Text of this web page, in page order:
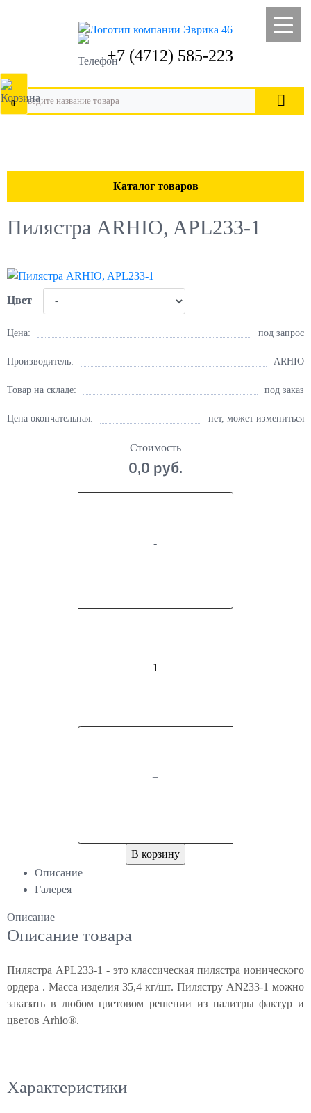
+7 (4712) 585-223
0
Каталог товаров
Пилястра ARHIO, APL233-1
Цвет
Цена: под запрос
Производитель: ARHIO
Товар на складе: под заказ
Цена окончательная: нет, может измениться
Стоимость
0,0 руб.
-
+
В корзину
Описание
Галерея
Описание
Описание товара
Пилястра APL233-1 - это классическая пилястра ионического
ордера . Масса изделия 35,4 кг/шт. Пилястру AN233-1 можно
заказать в любом цветовом решении из палитры фактур и
цветов Arhio®.
Характеристики